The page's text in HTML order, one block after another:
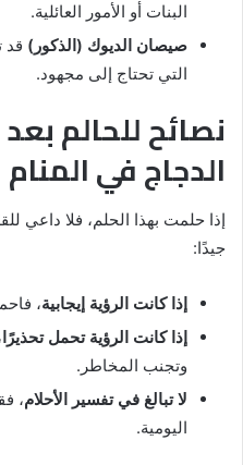
البنات أو الأمور العائلية.
صيصان الديوك (الذكور) قد
التي تحتاج إلى مجهود.
نصائح للحالم
الدجاج في المنام
إذا حلمت بهذا الحلم، فلا داعي
جيدًا:
إذا كانت الرؤية إيجابية،
إذا كانت الرؤية تحمل تحذيرًا
وتجنب المخاطر.
لا تبالغ في تفسير الأحلام،
اليومية.